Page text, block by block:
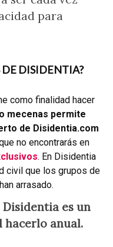
para
DE DISIDENTIA?
como finalidad hacer
mecenas permite
de Disidentia.com
no encontrarás en
. En Disidentia
civil que los grupos de
arrasado.
es un
hacerlo anual.